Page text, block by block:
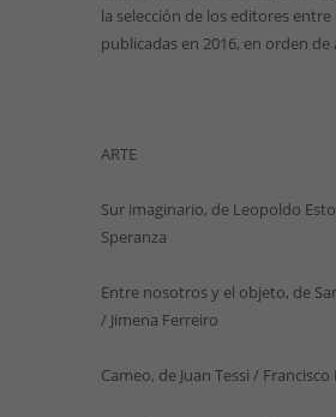
la selección de los editores entre
publicadas en 2016, en orden de
ARTE
Sur imaginario, de Leopoldo
Speranza
Entre nosotros y el objeto, de
/ Jimena Ferreiro
Cameo, de Juan Tessi /